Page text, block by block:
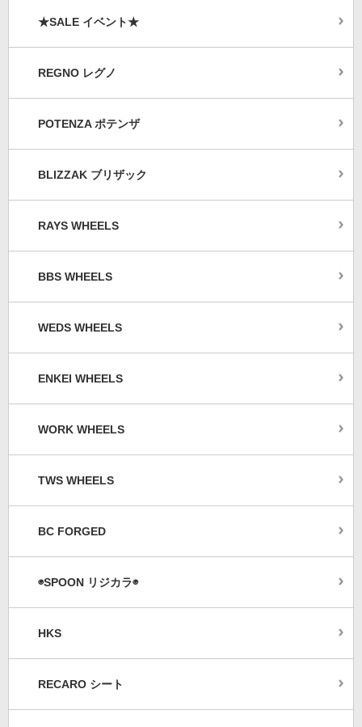
★SALE イベント★
REGNO レグノ
POTENZA ポテンザ
BLIZZAK ブリザック
RAYS WHEELS
BBS WHEELS
WEDS WHEELS
ENKEI WHEELS
WORK WHEELS
TWS WHEELS
BC FORGED
◉SPOON リジカラ◉
HKS
RECARO シート